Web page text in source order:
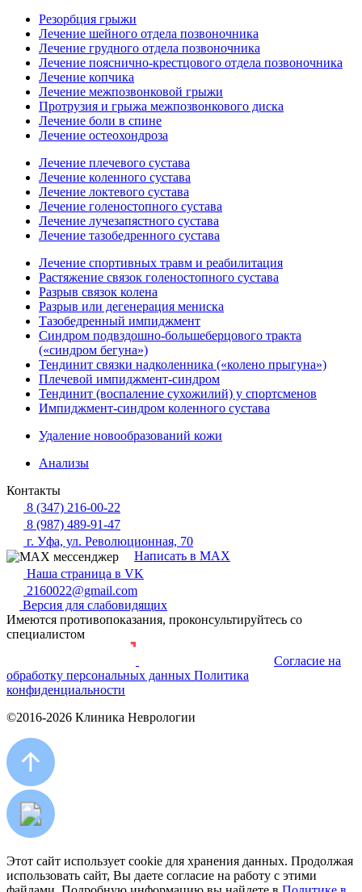
Резорбция грыжи
Лечение шейного отдела позвоночника
Лечение грудного отдела позвоночника
Лечение пояснично-крестцового отдела позвоночника
Лечение копчика
Лечение межпозвонковой грыжи
Протрузия и грыжа межпозвонкового диска
Лечение боли в спине
Лечение остеохондроза
Лечение плечевого сустава
Лечение коленного сустава
Лечение локтевого сустава
Лечение голеностопного сустава
Лечение лучезапястного сустава
Лечение тазобедренного сустава
Лечение спортивных травм и реабилитация
Растяжение связок голеностопного сустава
Разрыв связок колена
Разрыв или дегенерация мениска
Тазобедренный импиджмент
Синдром подвздошно-большеберцового тракта
(«синдром бегуна»)
Тендинит связки надколенника («колено прыгуна»)
Плечевой импиджмент-синдром
Тендинит (воспаление сухожилий) у спортсменов
Импиджмент-синдром коленного сустава
Удаление новообразований кожи
Анализы
Контакты
8 (347) 216-00-22
8 (987) 489-91-47
г. Уфа, ул. Революционная, 70
Написать в MAX
Наша страница в VK
2160022@gmail.com
Версия для слабовидящих
Имеются противопоказания, проконсультируйтесь со
специалистом
Согласие на
обработку персональных данных Политика
конфиденциальности
©2016-2026 Клиника Неврологии
Этот сайт использует cookie для хранения данных. Продолжая
использовать сайт, Вы даете согласие на работу с этими